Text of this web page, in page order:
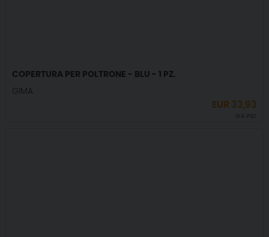
COPERTURA PER POLTRONE - BLU - 1 PZ.
GIMA
EUR 33,93
IVA incl.